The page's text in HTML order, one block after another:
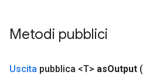
Metodi pubblici
Uscita pubblica <T> asOutput